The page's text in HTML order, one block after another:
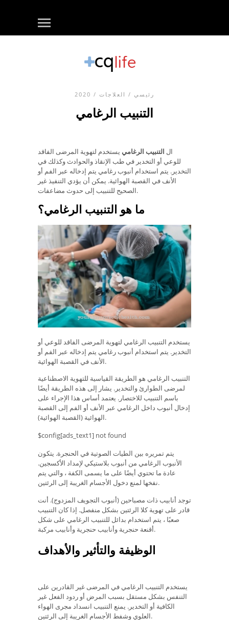
رئيسي / العلاجات / 2020
التنبيب الرغامي
ال التنبيب الرغامي يستخدم لتهوية المرضى الفاقد
للوعي أو التخدير في طب الإنقاذ والحوادث وكذلك في
التخدير. يتم استخدام أنبوب رغامي يتم إدخاله عبر الفم أو
الأنف في القصبة الهوائية. يمكن أن يؤدي التنفيذ غير
الصحيح للتنبيب إلى حدوث مضاعفات.
ما هو التنبيب الرغامي؟
يستخدم التنبيب الرغامي لتهوية المرضى الفاقد للوعي أو
التخدير. يتم استخدام أنبوب رغامي يتم إدخاله عبر الفم أو
الأنف في القصبة الهوائية.
التنبيب الرغامي هو الطريقة القياسية للتهوية الاصطناعية
لمرضى الطوارئ والتخدير. يشار إلى هذه الطريقة أيضًا
باسم التنبيب للاختصار. يعتمد أساس هذا الإجراء على
إدخال أنبوب داخل الرغامي عبر الأنف أو الفم إلى القصبة
الهوائية (القصبة الهوائية).
$config[ads_text1] not found
يتم تمريره بين الطيات الصوتية في الحنجرة. يتكون
الأنبوب الرغامي من أنبوب بلاستيكي لإمداد الأكسجين.
عادة ما تحتوي أيضًا على ما يسمى الكفة ، والتي يتم
نفخها لمنع دخول الأجسام الغريبة إلى الرئتين.
توجد أنابيب ذات مصباحين (أنبوب التجويف المزدوج). أنت
قادر على تهوية كلا الرئتين بشكل منفصل. إذا كان التنبيب
صعبًا ، يتم استخدام بدائل للتنبيب الرغامي على شكل
أقنعة حنجرية وأنابيب حنجرية وأنابيب مركبة.
الوظيفة والتأثير والأهداف
يستخدم التنبيب الرغامي في المرضى غير القادرين على
التنفس بشكل مستقل بسبب المرض أو ردود الفعل غير
الكافية أو التخدير. يمنع التنبيب انسداد مجرى الهواء
العلوي وشفط الأجسام الغريبة إلى الرئتين.